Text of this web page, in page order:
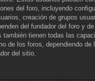
del foro, incluyendo
creación de grupos
del fundador del foro y
también tienen todas las
de los foros, dependiendo de
del sitio.